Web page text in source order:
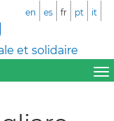
et solidaire
en es fr pt it